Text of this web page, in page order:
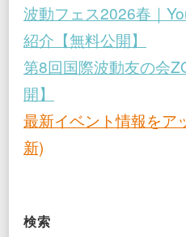
波動フェス2026春｜
紹介【無料公開】
第8回国際波動友の会
開】
最新イベント情報をア
新)
検索